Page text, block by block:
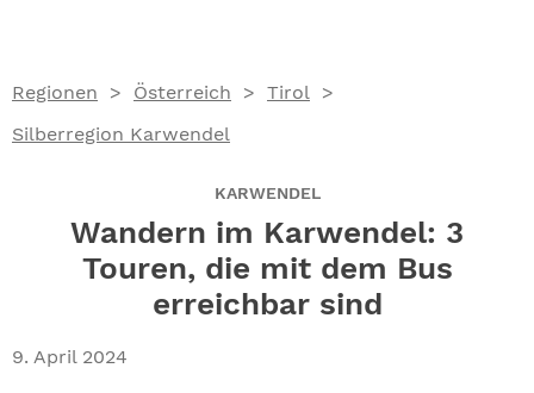
Regionen Österreich
Tirol
Silberregion Karwendel
KARWENDEL
Wandern im Karwendel: 3
Touren, die mit dem Bus
erreichbar sind
9. April 2024
GEWINNEN
NEWSLETTER
ALLE THEMEN